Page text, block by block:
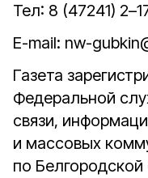
Тел: 8 (47241)
E-mail: nw-
Газета
Федеральной
связи,
и массовых
по